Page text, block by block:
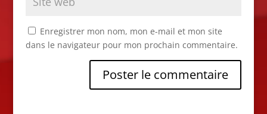
Enregistrer mon nom, mon e-mail et mon site
dans le navigateur pour mon prochain commentaire.